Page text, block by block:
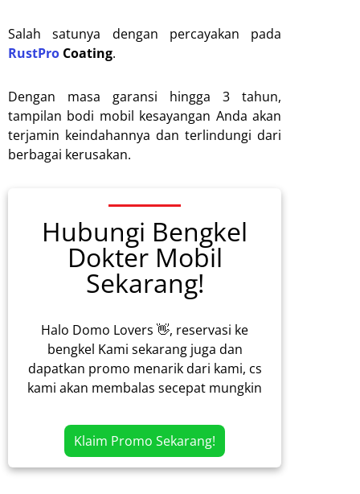
Salah satunya dengan percayakan pada
RustPro Coating.
Dengan masa garansi hingga 3 tahun,
tampilan bodi mobil kesayangan Anda akan
terjamin keindahannya dan terlindungi dari
berbagai kerusakan.
Hubungi Bengkel
Dokter Mobil
Sekarang!
Halo Domo Lovers 👋, reservasi ke
bengkel Kami sekarang juga dan
dapatkan promo menarik dari kami, cs
kami akan membalas secepat mungkin
Klaim Promo Sekarang!